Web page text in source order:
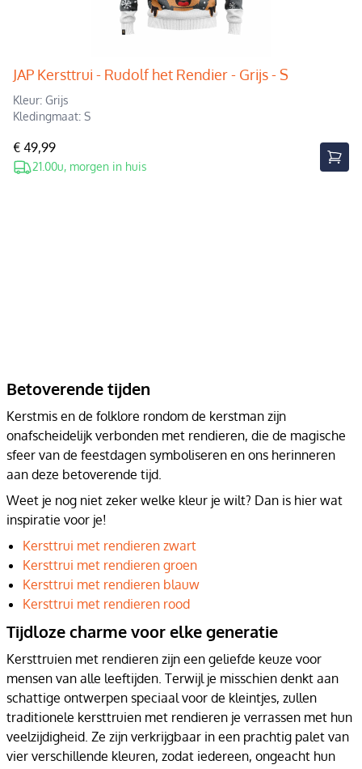
JAP Kersttrui - Rudolf het Rendier - Grijs - S
Kleur: Grijs
Kledingmaat: S
€ 49,99
21.00u, morgen in huis
Betoverende tijden
Kerstmis en de folklore rondom de kerstman zijn
onafscheidelijk verbonden met rendieren, die de magische
sfeer van de feestdagen symboliseren en ons herinneren
aan deze betoverende tijd.
Weet je nog niet zeker welke kleur je wilt? Dan is hier wat
inspiratie voor je!
Kersttrui met rendieren zwart
Kersttrui met rendieren groen
Kersttrui met rendieren blauw
Kersttrui met rendieren rood
Tijdloze charme voor elke generatie
Kersttruien met rendieren zijn een geliefde keuze voor
mensen van alle leeftijden. Terwijl je misschien denkt aan
schattige ontwerpen speciaal voor de kleintjes, zullen
traditionele kersttruien met rendieren je verrassen met hun
veelzijdigheid. Ze zijn verkrijgbaar in een prachtig palet van
vier verschillende kleuren, zodat iedereen, ongeacht hun